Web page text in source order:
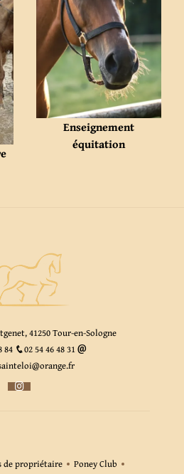
Enseignement
équitation
41250 Tour-en-Sologne
84
02 54 46 48 31
de propriétaire
Poney Club